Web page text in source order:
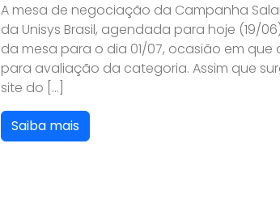
A mesa de negociação da Campanha
da Unisys Brasil, agendada para hoje (19/
da mesa para o dia 01/07, ocasião em
para avaliação da categoria. Assim que
site do […]
Saiba mais